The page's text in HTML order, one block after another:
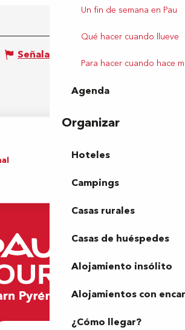
Un fin de semana en Pau
Qué hacer cuando llueve
Para hacer cuando hace
Agenda
Organizar
Hoteles
Campings
Casas rurales
Casas de huéspedes
Alojamiento insólito
Alojamientos con
¿Cómo llegar?
Señalar un error
Prensa
Oficina de Turismo